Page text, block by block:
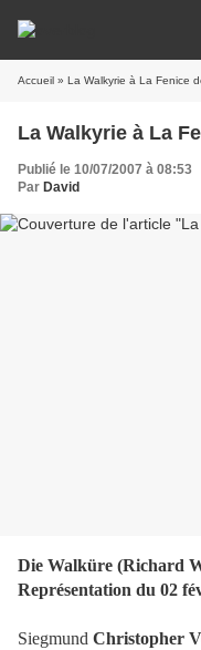
Accueil » La Walkyrie à La Fenice
La Walkyrie à La
Publié le 10/07/2007 à 08:53
Par David
Die Walküre (Richard
Représentation du 02
Siegmund Christopher